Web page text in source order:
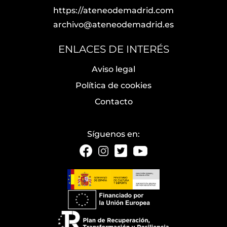
https://ateneodemadrid.com
archivo@ateneodemadrid.es
ENLACES DE INTERÉS
Aviso legal
Política de cookies
Contacto
Síguenos en: